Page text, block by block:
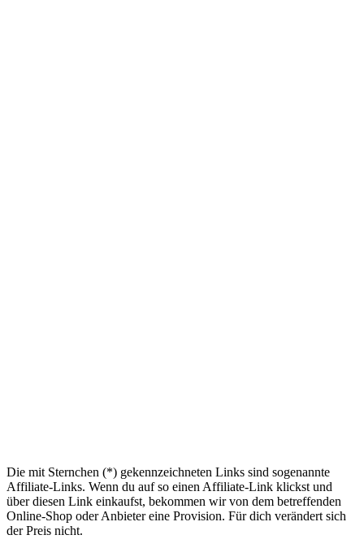
Die mit Sternchen (*) gekennzeichneten Links sind sogenannte
Affiliate-Links. Wenn du auf so einen Affiliate-Link klickst und
über diesen Link einkaufst, bekommen wir von dem betreffenden
Online-Shop oder Anbieter eine Provision. Für dich verändert sich
der Preis nicht.